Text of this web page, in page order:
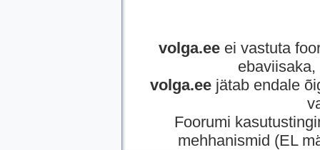
volga.eeei vastuta
volga.ee jätab endale
Foorumi
mehhanismid (EL